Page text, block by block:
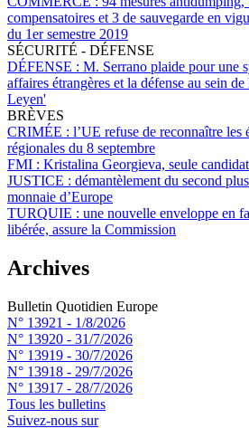
compensatoires et 3 de sauvegarde en
du 1er semestre 2019
SÉCURITÉ - DÉFENSE
DÉFENSE : M. Serrano plaide pour une
affaires étrangères et la défense au sein
Leyen'
BRÈVES
CRIMÉE : l’UE refuse de reconnaître les
régionales du 8 septembre
FMI : Kristalina Georgieva, seule
JUSTICE : démantèlement du second
monnaie d’Europe
TURQUIE : une nouvelle enveloppe en
libérée, assure la Commission
Archives
Bulletin Quotidien Europe
N° 13921 - 1/8/2026
N° 13920 - 31/7/2026
N° 13919 - 30/7/2026
N° 13918 - 29/7/2026
N° 13917 - 28/7/2026
Tous les bulletins
Suivez-nous sur